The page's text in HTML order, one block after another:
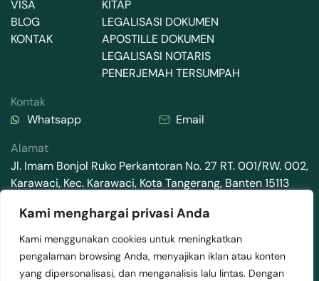
Kami menghargai privasi Anda
Kami menggunakan cookies untuk meningkatkan
pengalaman browsing Anda, menyajikan iklan atau konten
yang dipersonalisasi, dan menganalisis lalu lintas. Dengan
VISA
BLOG
KONTAK
KITAP
LEGALISASI DOKUMEN
APOSTILLE DOKUMEN
LEGALISASI NOTARIS
PENERJEMAH TERSUMPAH
Kontak
Whatsapp
Email
Alamat
Jl. Imam Bonjol Ruko Perkantoran No. 27 RT. 001/RW. 002,
Karawaci, Kec. Karawaci, Kota Tangerang, Banten 15113
2025 © Mediamaz Visa . All rights reserved.